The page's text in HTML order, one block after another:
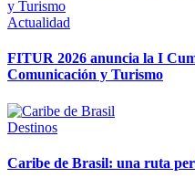
Actualidad
FITUR 2026 anuncia la I
Comunicación y Turismo
Destinos
Caribe de Brasil: una ruta